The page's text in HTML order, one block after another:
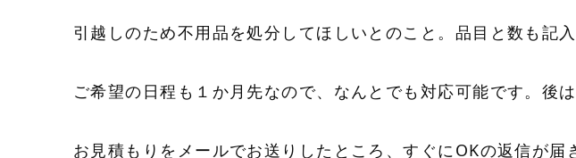
引越しのため不用品を処分してほしいとのこと。品目と数も記
ご希望の日程も１か月先なので、なんとでも対応可能です。後
お見積もりをメールでお送りしたところ、すぐにOKの返信が届